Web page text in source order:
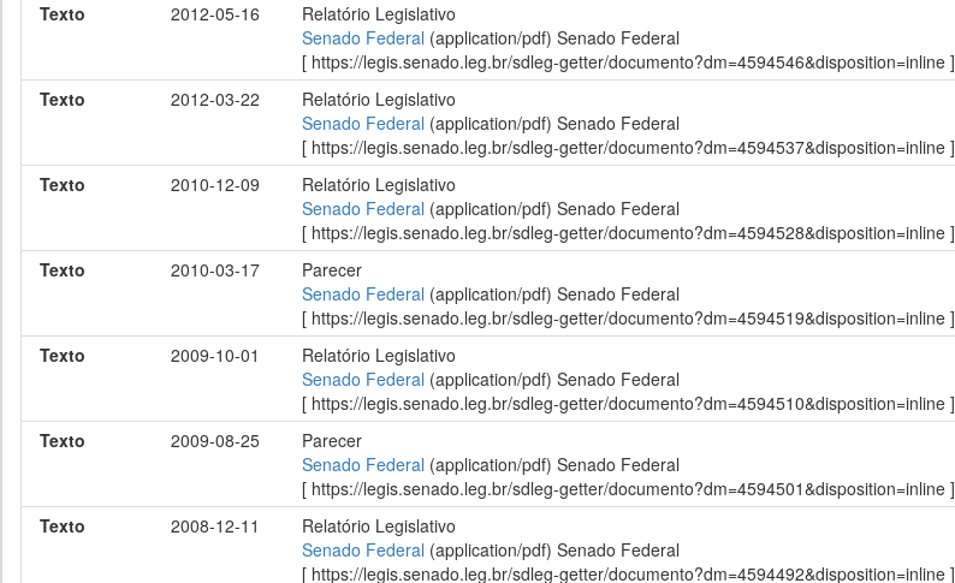
Texto
2012-05-16
Relatório Legislativo
Senado Federal (application/pdf) Senado Federal
[ https://legis.senado.leg.br/sdleg-getter/documento?dm=4594546&disposition=inline ]
Texto
2012-03-22
Relatório Legislativo
Senado Federal (application/pdf) Senado Federal
[ https://legis.senado.leg.br/sdleg-getter/documento?dm=4594537&disposition=inline ]
Texto
2010-12-09
Relatório Legislativo
Senado Federal (application/pdf) Senado Federal
[ https://legis.senado.leg.br/sdleg-getter/documento?dm=4594528&disposition=inline ]
Texto
2010-03-17
Parecer
Senado Federal (application/pdf) Senado Federal
[ https://legis.senado.leg.br/sdleg-getter/documento?dm=4594519&disposition=inline ]
Texto
2009-10-01
Relatório Legislativo
Senado Federal (application/pdf) Senado Federal
[ https://legis.senado.leg.br/sdleg-getter/documento?dm=4594510&disposition=inline ]
Texto
2009-08-25
Parecer
Senado Federal (application/pdf) Senado Federal
[ https://legis.senado.leg.br/sdleg-getter/documento?dm=4594501&disposition=inline ]
Texto
2008-12-11
Relatório Legislativo
Senado Federal (application/pdf) Senado Federal
[ https://legis.senado.leg.br/sdleg-getter/documento?dm=4594492&disposition=inline ]